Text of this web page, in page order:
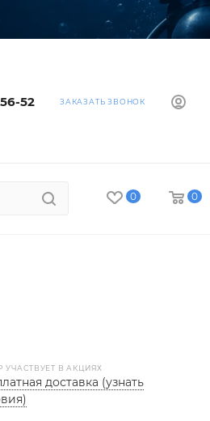
52 ЗАКАЗАТЬ ЗВОНОК
0 0
УЧАСТВУЕТ В АКЦИЯХ
доставка (узнать